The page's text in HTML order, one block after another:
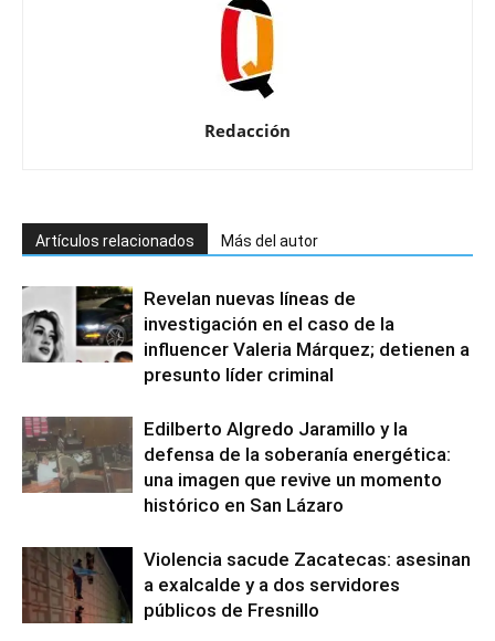
Redacción
Artículos relacionados Más del autor
Revelan nuevas líneas de
investigación en el caso de la
influencer Valeria Márquez; detienen a
presunto líder criminal
Edilberto Algredo Jaramillo y la
defensa de la soberanía energética:
una imagen que revive un momento
histórico en San Lázaro
Violencia sacude Zacatecas: asesinan
a exalcalde y a dos servidores
públicos de Fresnillo